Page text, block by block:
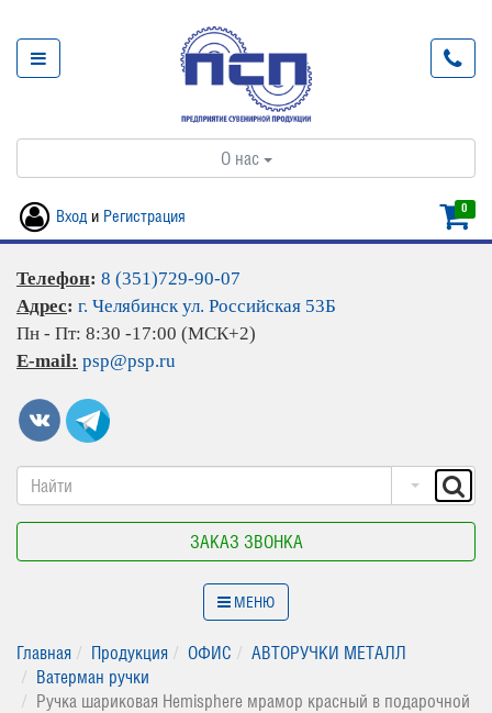
О нас
0
Вход и Регистрация
Телефон: 8 (351)729-90-07
Адрес: г. Челябинск ул. Российская 53Б
Пн - Пт: 8:30 -17:00 (МСК+2)
E-mail: psp@psp.ru
ЗАКАЗ ЗВОНКА
МЕНЮ
Главная Продукция ОФИС
АВТОРУЧКИ МЕТАЛЛ
Ватерман ручки
Ручка шариковая Hemisphere мрамор красный в подарочной